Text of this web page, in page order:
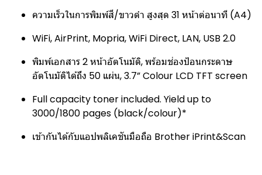
ความเร็วในการพิมพ์สี/ขาวดำ สูงสุด 31 หน้าต่อนาที (A4)
WiFi, AirPrint, Mopria, WiFi Direct, LAN, USB 2.0
พิมพ์เอกสาร 2 หน้าอัตโนมัติ, พร้อมช่องป้อนกระดาษ
อัตโนมัติได้ถึง 50 แผ่น, 3.7” Colour LCD TFT screen
Full capacity toner included. Yield up to
3000/1800 pages (black/colour)*
เข้ากันได้กับแอปพลิเคชันมือถือ Brother iPrint&Scan